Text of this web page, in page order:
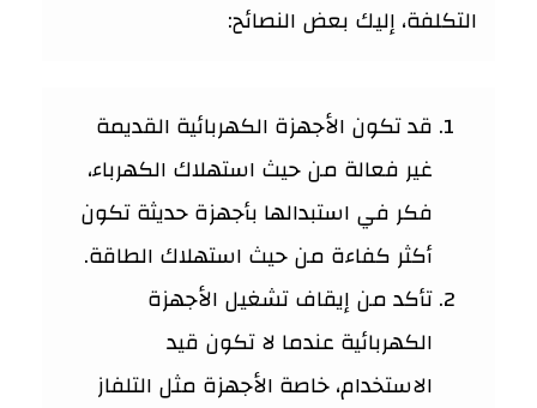
التكلفة، إليك بعض النصائح:
قد تكون الأجهزة الكهربائية القديمة
غير فعالة من حيث استهلاك الكهرباء،
فكر في استبدالها بأجهزة حديثة تكون
أكثر كفاءة من حيث استهلاك الطاقة.
تأكد من إيقاف تشغيل الأجهزة
الكهربائية عندما لا تكون قيد
الاستخدام، خاصة الأجهزة مثل التلفاز